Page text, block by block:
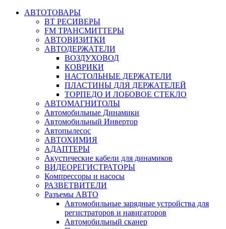
АВТОТОВАРЫ
BT РЕСИВЕРЫ
FM ТРАНСМИТТЕРЫ
АВТОВИЗИТКИ
АВТОДЕРЖАТЕЛИ
ВОЗДУХОВОД
КОВРИКИ
НАСТОЛЬНЫЕ ДЕРЖАТЕЛИ
ПЛАСТИНЫ ДЛЯ ДЕРЖАТЕЛЕЙ
ТОРПЕДО И ЛОБОВОЕ СТЕКЛО
АВТОМАГНИТОЛЫ
Автомобильные Динамики
Автомобильный Инвертор
Автопылесос
АВТОХИМИЯ
АДАПТЕРЫ
Акустические кабели для динамиков
ВИДЕОРЕГИСТРАТОРЫ
Компрессоры и насосы
РАЗВЕТВИТЕЛИ
Разъемы АВТО
Автомобильные зарядные устройства для
регистраторов и навигаторов
Автомобильный сканер